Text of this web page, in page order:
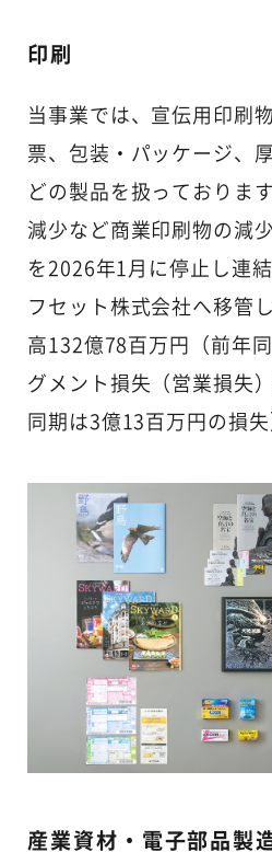
印刷
当事業では、宣伝用印刷
票、包装・パッケージ、
どの製品を扱っておりま
減少など商業印刷物の減
を2026年1月に停止し連
フセット株式会社へ移管
高132億78百万円（前年
グメント損失（営業損失
同期は3億13百万円の損失
産業資材・電子部品製